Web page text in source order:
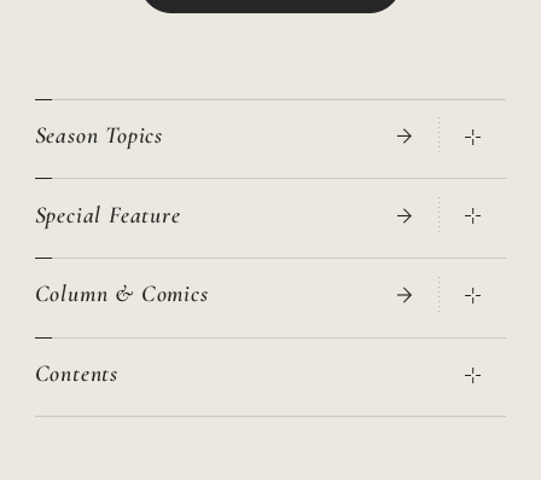
Season Topics
真夏のひんやりグッズ 2026
ニトリ・イケア・無印良品で賢くおしゃれなインテリア
絶品、お餅レシピ大集合！
Special Feature
2026年春夏 トレンドファッションニュース
女子旅おすすめスポット 暮らすように心地いいリンネル旅ガイ
Column & Comics
ぐれいさん
Contents